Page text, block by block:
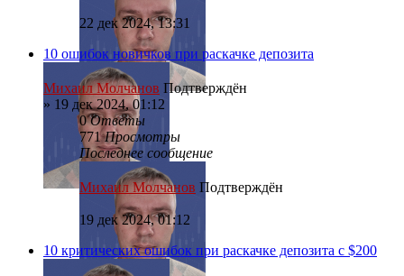
22 дек 2024, 13:31
10 ошибок новичков при раскачке депозита
Михаил Молчанов Подтверждён
» 19 дек 2024, 01:12
0Ответы
771Просмотры
Последнее сообщение
Михаил Молчанов Подтверждён
19 дек 2024, 01:12
10 критических ошибок при раскачке депозита с $200